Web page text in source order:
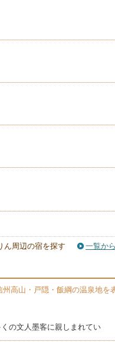
ん周辺の宿を探す 一覧か
高山・戸隠・飯綱の温泉地を
の文人墨客に親しまれてい